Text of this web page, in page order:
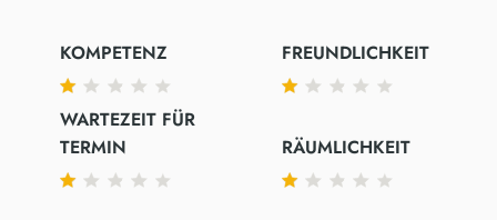
KOMPETENZ FREUNDLICHKEIT
WARTEZEIT FÜR
TERMIN
RÄUMLICHKEIT